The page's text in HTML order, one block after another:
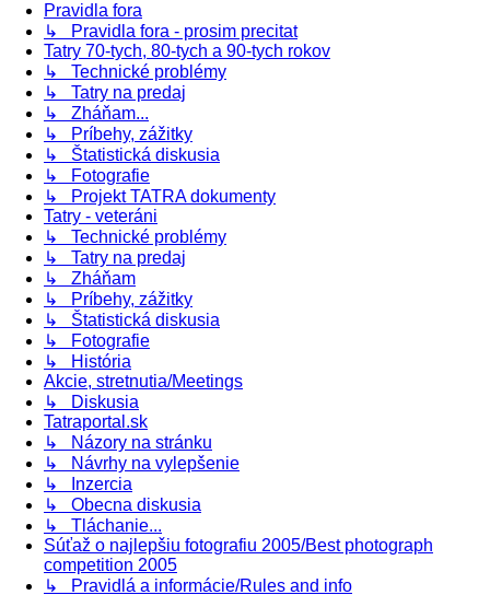
Pravidla fora
↳ Pravidla fora - prosim precitat
Tatry 70-tych, 80-tych a 90-tych rokov
↳ Technické problémy
↳ Tatry na predaj
↳ Zháňam...
↳ Príbehy, zážitky
↳ Štatistická diskusia
↳ Fotografie
↳ Projekt TATRA dokumenty
Tatry - veteráni
↳ Technické problémy
↳ Tatry na predaj
↳ Zháňam
↳ Príbehy, zážitky
↳ Štatistická diskusia
↳ Fotografie
↳ História
Akcie, stretnutia/Meetings
↳ Diskusia
Tatraportal.sk
↳ Názory na stránku
↳ Návrhy na vylepšenie
↳ Inzercia
↳ Obecna diskusia
↳ Tláchanie...
Súťaž o najlepšiu fotografiu 2005/Best photograph
competition 2005
↳ Pravidlá a informácie/Rules and info